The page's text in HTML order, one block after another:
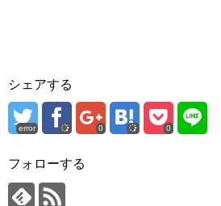
シェアする
error 0 0
フォローする